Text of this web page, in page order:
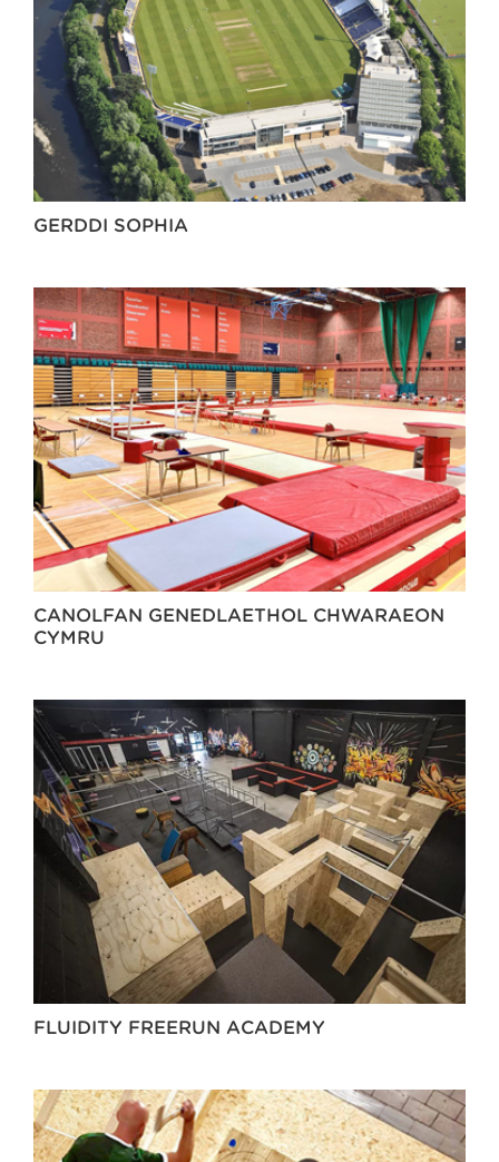
GERDDI SOPHIA
CANOLFAN GENEDLAETHOL CHWARAEON
CYMRU
FLUIDITY FREERUN ACADEMY